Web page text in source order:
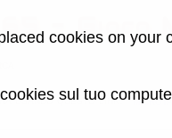
65 - Gioco
usando questo link:
cookies on your
sul tuo